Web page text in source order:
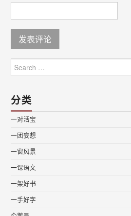
for:
分类
一对活宝
一团妄想
一窗风景
一课语文
一架好书
一手好字